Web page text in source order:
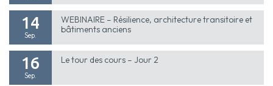
14
Sep.
WEBINAIRE – Résilience, architecture transitoire et
bâtiments anciens
16
Sep.
Le tour des cours – Jour 2